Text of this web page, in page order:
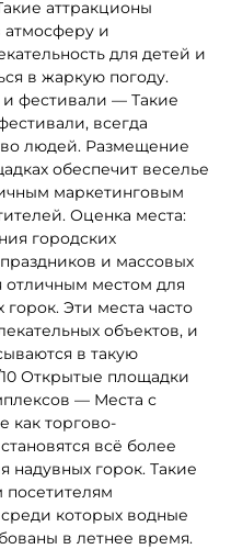
аттракционы
атмосферу и
для детей и
в жаркую погоду.
фестивали — Такие
всегда
людей. Размещение
обеспечит веселье
маркетинговым
Оценка места:
городских
и массовых
отличным местом для
Эти места часто
объектов, и
в такую
Открытые площадки
— Места с
как торгово-
всё более
горок. Такие
которых водные
в летнее время.